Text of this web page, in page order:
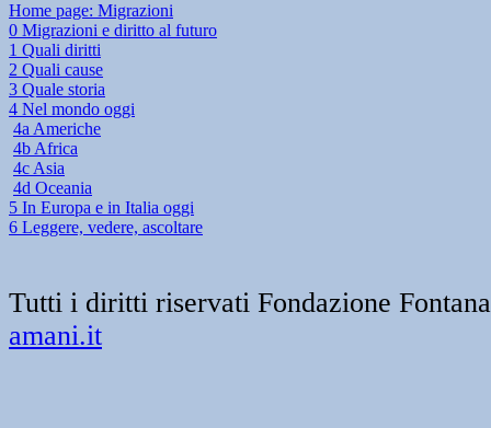
Home page: Migrazioni
0 Migrazioni e diritto al futuro
1 Quali diritti
2 Quali cause
3 Quale storia
4 Nel mondo oggi
4a Americhe
4b Africa
4c Asia
4d Oceania
5 In Europa e in Italia oggi
6 Leggere, vedere, ascoltare
Tutti i diritti riservati Fondazione
amani.it